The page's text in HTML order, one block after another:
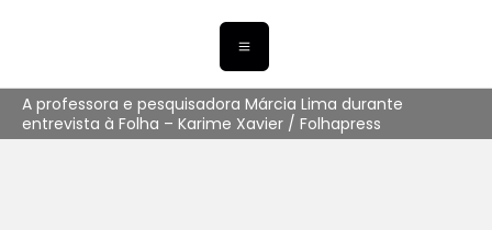
A professora e pesquisadora Márcia Lima durante
entrevista à Folha – Karime Xavier / Folhapress